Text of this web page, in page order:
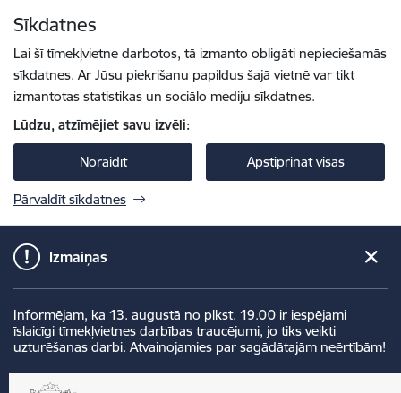
Sīkdatnes
Lai šī tīmekļvietne darbotos, tā izmanto obligāti nepieciešamās
sīkdatnes. Ar Jūsu piekrišanu papildus šajā vietnē var tikt
izmantotas statistikas un sociālo mediju sīkdatnes.
Lūdzu, atzīmējiet savu izvēli:
Noraidīt Apstiprināt visas
Pārvaldīt sīkdatnes
Izmaiņas
Informējam, ka 13. augustā no plkst. 19.00 ir iespējami
īslaicīgi tīmekļvietnes darbības traucējumi, jo tiks veikti
uzturēšanas darbi. Atvainojamies par sagādātajām neērtībām!